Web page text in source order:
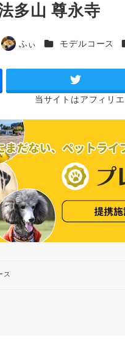
多山 尊永寺
著
ふぃ カテゴリー
モデルコース
当サイトはアフィリ
ス